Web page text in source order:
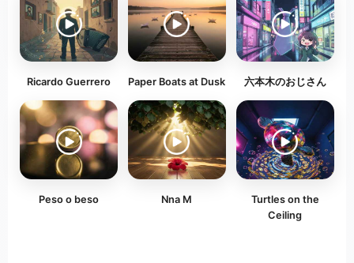
Ricardo Guerrero Paper Boats at Dusk 六本木のおじさん
Peso o beso Nna M
Turtles on the
Ceiling